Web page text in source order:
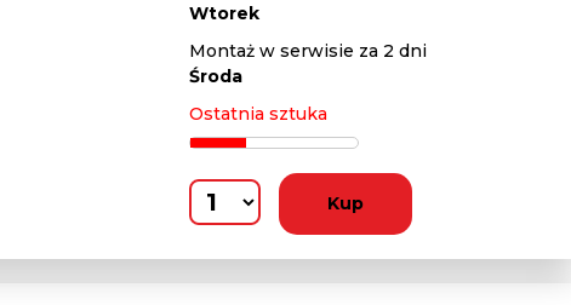
Wtorek
Montaż w serwisie za 2 dni
Środa
Ostatnia sztuka
Kup